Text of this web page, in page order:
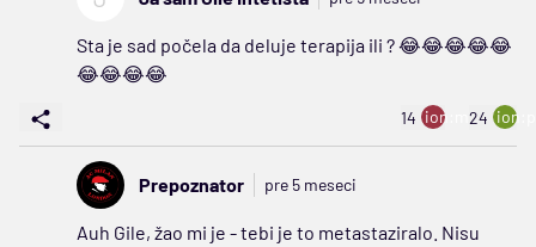
Sta je sad počela da deluje terapija ili ? 😂😂😂😂😂
😂😂😂😂
14 ion:minus
24
Prepoznator pre 5 meseci
Auh Gile, žao mi je - tebi je to metastaziralo. Nisu